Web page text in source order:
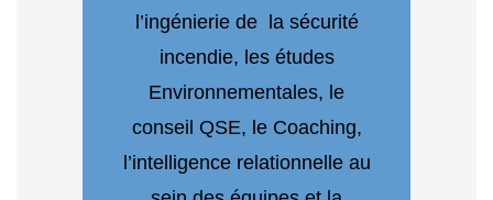
l’ingénierie de la sécurité
incendie, les études
Environnementales, le
conseil QSE, le Coaching,
l’intelligence relationnelle au